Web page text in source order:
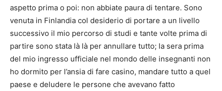
aspetto prima o poi: non abbiate paura di tentare. Sono
venuta in Finlandia col desiderio di portare a un livello
successivo il mio percorso di studi e tante volte prima di
partire sono stata là là per annullare tutto; la sera prima
del mio ingresso ufficiale nel mondo delle insegnanti non
ho dormito per l’ansia di fare casino, mandare tutto a quel
paese e deludere le persone che avevano fatto